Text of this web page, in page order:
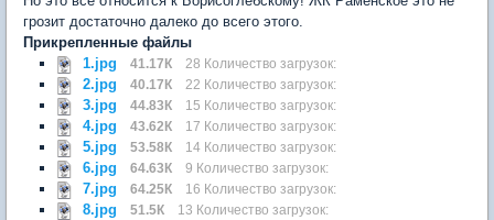
грозит достаточно далеко до всего этого.
Прикрепленные файлы
1.jpg
41.17К 28 Количество загрузок:
2.jpg 40.17К 22 Количество загрузок:
3.jpg 44.83К 15 Количество загрузок:
4.jpg 43.62К 17 Количество загрузок:
5.jpg 53.58К 14 Количество загрузок:
6.jpg 64.63К 9 Количество загрузок:
7.jpg 64.25К 16 Количество загрузок:
8.jpg 51.5К 13 Количество загрузок: